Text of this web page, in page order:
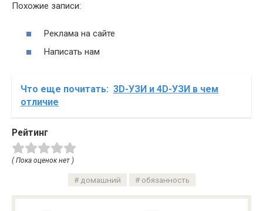
Похожие записи:
Реклама на сайте
Написать нам
Что еще почитать: 3D-УЗИ и 4D-УЗИ в чем
отличие
Рейтинг
( Пока оценок нет )
домашний обязанность